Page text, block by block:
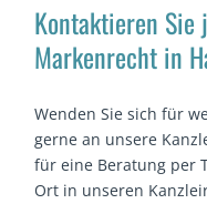
Kontaktieren
Markenrecht in
Wenden Sie sich für
gerne an unsere
für eine Beratung per
Ort in unseren